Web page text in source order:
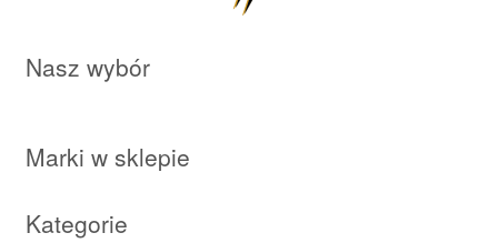
Nasz wybór
Marki w sklepie
Kategorie